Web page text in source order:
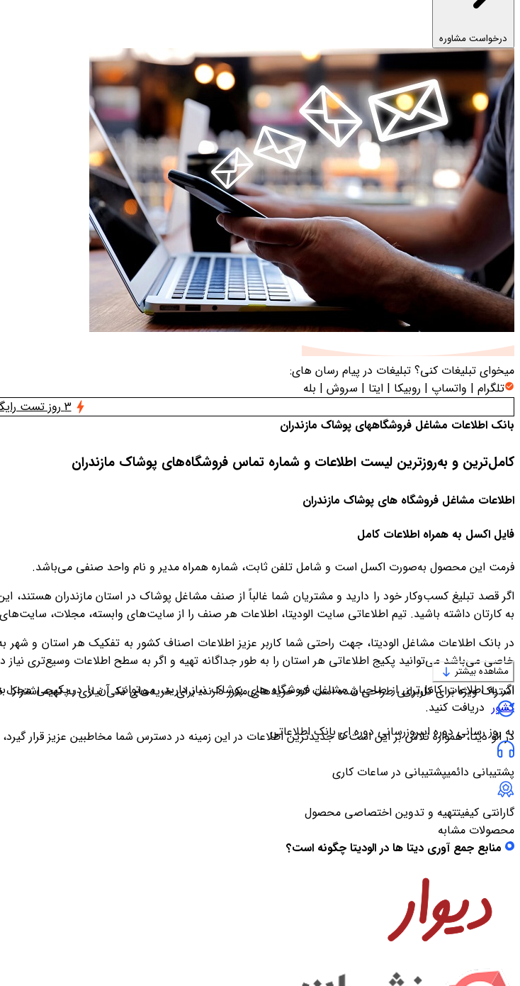
درخواست مشاوره
میخوای تبلیغات کنی؟ تبلیغات در پیام رسان های:
تلگرام | واتساپ | روبیکا | ایتا | سروش | بله
3 روز تست رایگان
بانک اطلاعات مشاغل فروشگاههای پوشاک مازندران
کامل‌ترین و به‌روزترین لیست اطلاعات و شماره تماس فروشگاه‌های پوشاک مازندران
اطلاعات مشاغل فروشگاه های پوشاک مازندران
فایل اکسل به همراه اطلاعات کامل
فرمت این محصول به‌صورت اکسل است و شامل تلفن ثابت، شماره همراه مدیر و نام واحد صنفی می‌باشد.
اگر قصد تبلیغ کسب‌وکار خود را دارید و مشتریان شما غالباً از صنف مشاغل پوشاک در استان مازندران
به کارتان داشته باشید. تیم اطلاعاتی سایت الودیتا، اطلاعات هر صنف را از سایت‌های وابسته، مجلات،
در بانک اطلاعات مشاغل الودیتا، جهت راحتی شما کاربر عزیز اطلاعات اصناف کشور به تفکیک هر استان و
خاصی می‌باشد می‌توانید پکیج اطلاعاتی هر استان را به طور جداگانه تهیه و اگر به سطح اطلاعات وسیع‌تری نیاز
اگر به اطلاعات کامل‌تری از صاحبان مشاغل فروشگاه های پوشاک نیاز دارید، می‌توانید آن را در پکیجی مجزا
کشور دریافت کنید.
در الو دیتا، همواره تلاش بر این است تا جدیدترین اطلاعات در این زمینه در دسترس شما مخاطبین عزیز قرار گیرد، ازاین‌جهت
مشاهده بیشتر
اشتراک ویژه برای کاربرانی طراحی شده است که خریدهای مکرر دارند؛ برای خریدهای تکی نیازی به تهیه
به روز رسانی دوره ایبروزرسانی دوره ای بانک اطلاعاتی
پشتیبانی دائمیپشتیبانی در ساعات کاری
گارانتی کیفیتتهیه و تدوین اختصاصی محصول
محصولات مشابه
منابع جمع آوری دیتا ها در الودیتا چگونه است؟